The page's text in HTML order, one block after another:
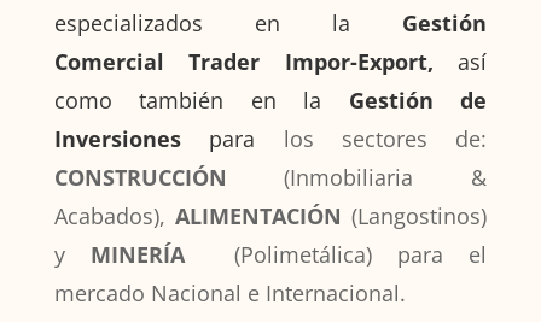
especializados en la Gestión
Comercial Trader Impor-Export, así
como también en la Gestión de
Inversiones para los sectores de:
CONSTRUCCIÓN (Inmobiliaria &
Acabados), ALIMENTACIÓN (Langostinos)
y MINERÍA
(Polimetálica) para el
mercado Nacional e Internacional.